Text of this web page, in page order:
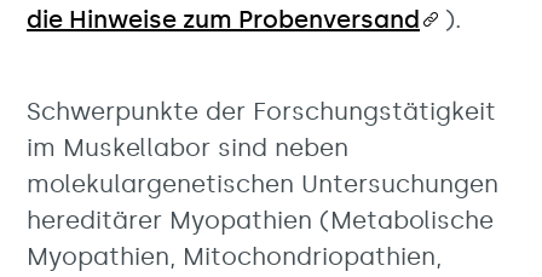
die Hinweise zum Probenversand
).
Schwerpunkte der Forschungstätigkeit
im Muskellabor sind neben
molekulargenetischen Untersuchungen
hereditärer Myopathien (Metabolische
Myopathien, Mitochondriopathien,